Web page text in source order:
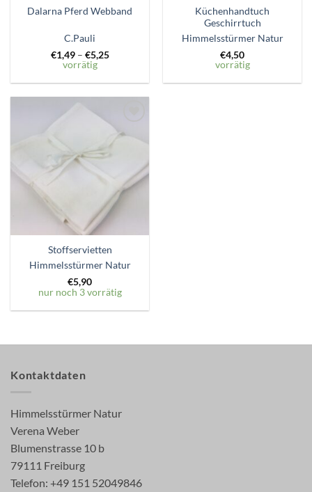
Dalarna Pferd Webband
C.Pauli
€1,49– €5,25
vorrätig
Küchenhandtuch
Geschirrtuch
Himmelsstürmer Natur
€4,50
vorrätig
Zum
Wunschzettel
hinzufügen
Stoffservietten
Himmelsstürmer Natur
€5,90
nur noch 3 vorrätig
Kontaktdaten
Himmelsstürmer Natur
Verena Weber
Blumenstrasse 10 b
79111 Freiburg
Telefon: +49 151 52049846